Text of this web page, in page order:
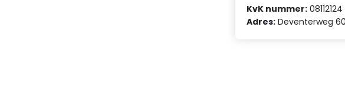
KvK nummer: 08112124
Adres: Deventerweg 60